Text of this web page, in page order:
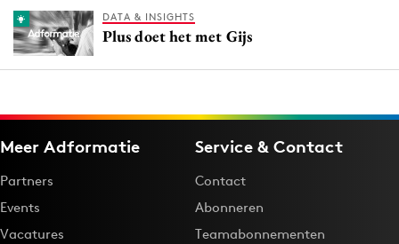
DATA & INSIGHTS
Plus doet het met Gijs
Meer Adformatie
Partners
Events
Vacatures
Service & Contact
Contact
Abonneren
Teamabonnementen